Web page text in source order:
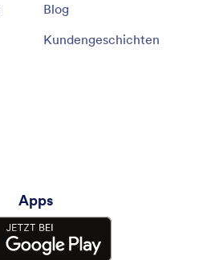
Blog
Kundengeschichten
Apps